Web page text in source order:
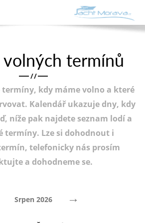
volných termínů
/ /
termíny, kdy máme volno a které
Kalendář ukazuje dny, kdy
níže pak najdete seznam lodí a
termíny. Lze si dohodnout i
telefonicky nás prosím
a dohodneme se.
Srpen 2026 →